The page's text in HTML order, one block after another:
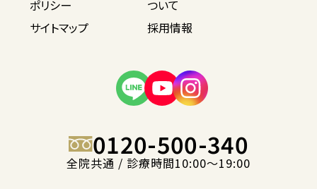
ポリシー
ついて
サイトマップ
採用情報
0120-500-340
全院共通 / 診療時間10:00〜19:00